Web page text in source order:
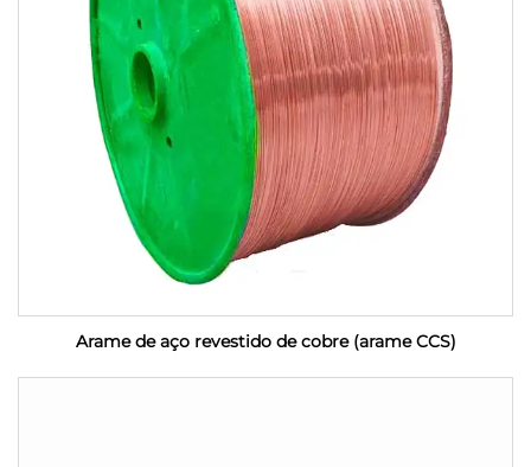
Arame de aço revestido de cobre (arame CCS)